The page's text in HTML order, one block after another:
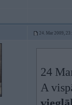
24. Mar 2009,
24
A